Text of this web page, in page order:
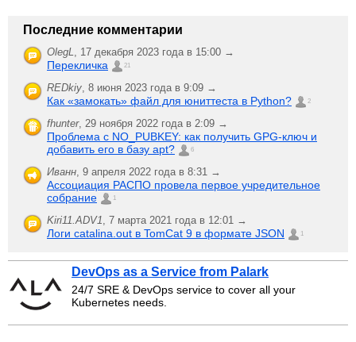
Последние комментарии
OlegL, 17 декабря 2023 года в 15:00 →
Перекличка 21
REDkiy, 8 июня 2023 года в 9:09 →
Как «замокать» файл для юниттеста в Python? 2
fhunter, 29 ноября 2022 года в 2:09 →
Проблема с NO_PUBKEY: как получить GPG-ключ и
добавить его в базу apt?
6
Иванн, 9 апреля 2022 года в 8:31 →
Ассоциация РАСПО провела первое учредительное
собрание
1
Kiri11.ADV1, 7 марта 2021 года в 12:01 →
Логи catalina.out в TomCat 9 в формате JSON 1
DevOps as a Service from Palark
24/7 SRE & DevOps service to cover all your
Kubernetes needs.